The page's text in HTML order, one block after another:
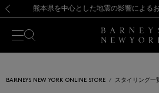
熊本県を中心とした地震の影響による
【開催中】SUMMER SALEのご
BARNEYS NEW YORK ONLINE STORE スタイリング一